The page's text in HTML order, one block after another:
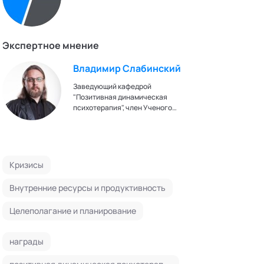
Экспертное мнение
Владимир Слабинский
Заведующий кафедрой
"Позитивная динамическая
психотерапия", член Ученого
психологии и сексологии" АНО
психотерапии и психологии
Кризисы
Внутренние ресурсы и продуктивность
Целеполагание и планирование
награды